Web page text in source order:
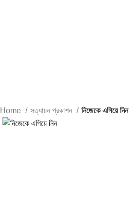
Home সত্যায়ন প্রকাশন নিজেকে এগিয়ে নিন